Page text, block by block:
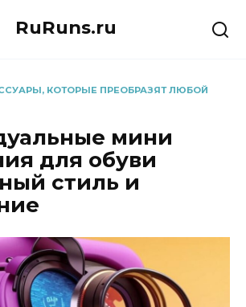
RuRuns.ru
КОТОРЫЕ ПРЕОБРАЗЯТ ЛЮБОЙ
мини
для обуви
стиль и